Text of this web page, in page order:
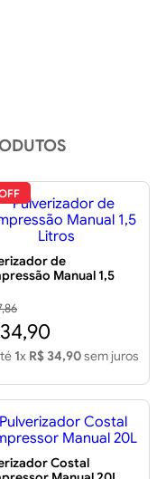
de
Manual 1,5
1x R$ 34,90sem juros
Costal